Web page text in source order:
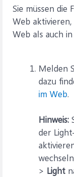
Sie müssen
Web
Web als auch
Melden
dazu
im Web.
Hinweis:
der
> Light